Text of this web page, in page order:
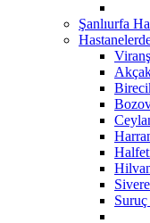
Şanlıurfa